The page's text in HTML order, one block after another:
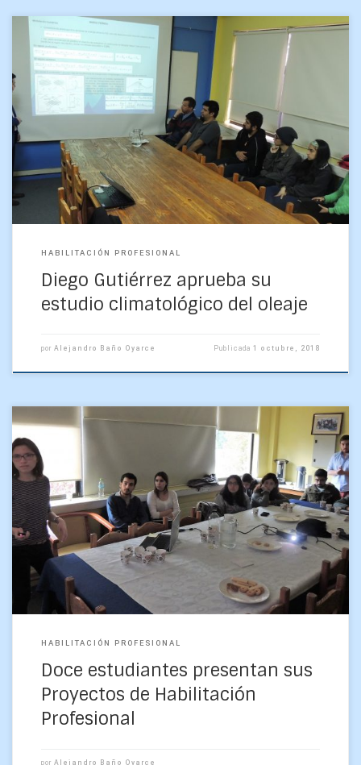
Con distinción máxima aprobó el estudiante de Geofísica la
defensa de Habilitación Profesional para obtener su título
profesional, la que trató acerca de una «Caracterización […]
HABILITACIÓN PROFESIONAL
Diego Gutiérrez aprueba su
estudio climatológico del oleaje
por Alejandro Baño Oyarce Publicada1 octubre, 2018
Como parte del proceso para obtener el pregado y título de
Geofísico(a) de la Universidad de Concepción, doce
alumnos del último año de Geofísica presentaron […]
HABILITACIÓN PROFESIONAL
Doce estudiantes presentan sus
Proyectos de Habilitación
Profesional
por Alejandro Baño Oyarce